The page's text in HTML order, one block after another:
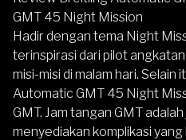
GMT 45 Night Mission
Hadir dengan tema Night
terinspirasi dari pilot
misi-misi di malam hari.
Automatic GMT 45 Night
GMT. Jam tangan GMT
menyediakan komplikasi